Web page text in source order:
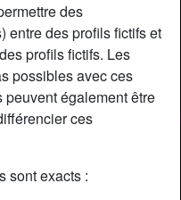
des
entre des profils fictifs et
profils fictifs. Les
possibles avec ces
également être
ces
sont exacts :
chatDiscuter !
25